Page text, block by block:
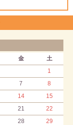
金
土
1
7
8
14
15
21
22
28
29